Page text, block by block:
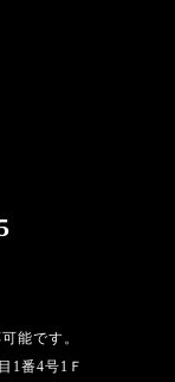
能です。
1番4号1Ｆ